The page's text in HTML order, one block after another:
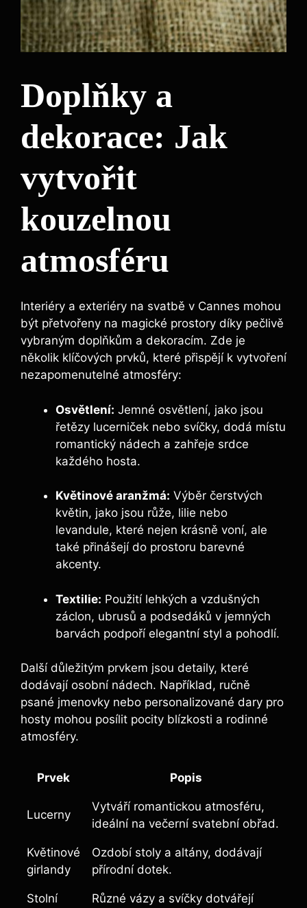
Doplňky a
dekorace: Jak
vytvořit
kouzelnou
atmosféru
Interiéry a exteriéry na svatbě v Cannes mohou
být přetvořeny na magické prostory díky pečlivě
vybraným doplňkům a dekoracím. Zde je
několik klíčových prvků, které přispějí k vytvoření
nezapomenutelné atmosféry:
Osvětlení: Jemné osvětlení, jako jsou
řetězy lucerniček nebo svíčky, dodá místu
romantický nádech a zahřeje srdce
každého hosta.
Květinové aranžmá: Výběr čerstvých
květin, jako jsou růže, lilie nebo
levandule, které nejen krásně voní, ale
také přinášejí do prostoru barevné
akcenty.
Textilie: Použití lehkých a vzdušných
záclon, ubrusů a podsedáků v jemných
barvách podpoří elegantní styl a pohodlí.
Další důležitým prvkem jsou detaily, které
dodávají osobní nádech. Například, ručně
psané jmenovky nebo personalizované dary pro
hosty mohou posílit pocity blízkosti a rodinné
atmosféry.
Prvek Popis
Lucerny
Vytváří romantickou atmosféru,
ideální na večerní svatební obřad.
Květinové
girlandy
Ozdobí stoly a altány, dodávají
přírodní dotek.
Stolní Různé vázy a svíčky dotvářejí